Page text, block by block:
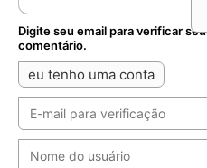
Digite seu email para verificar seu
comentário.
eu tenho uma conta